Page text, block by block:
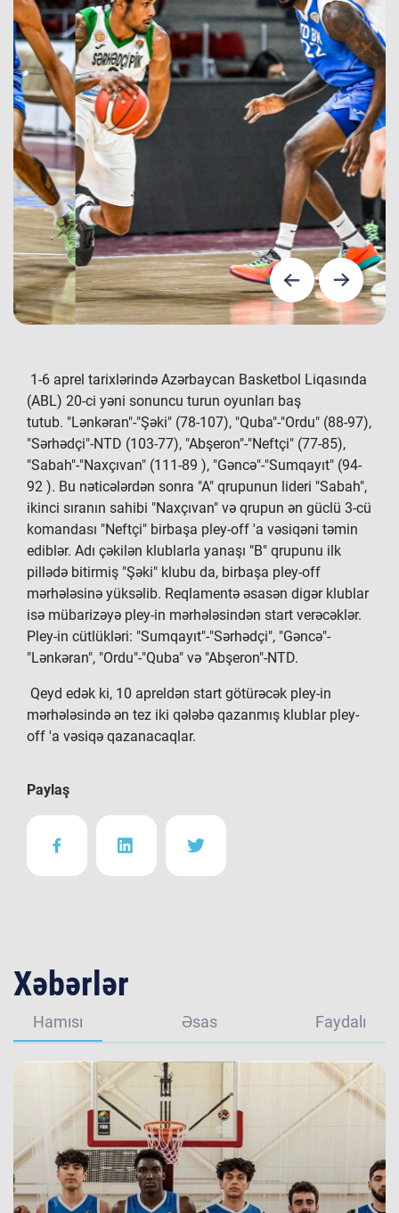
1-6 aprel tarixlərində Azərbaycan Basketbol Liqasında
(ABL) 20-ci yəni sonuncu turun oyunları baş
tutub. "Lənkəran"-"Şəki" (78-107), "Quba"-"Ordu" (88-97),
"Sərhədçi"-NTD (103-77), "Abşeron"-"Neftçi" (77-85),
"Sabah"-"Naxçıvan" (111-89 ), "Gəncə"-"Sumqayıt" (94-
92 ). Bu nəticələrdən sonra "A" qrupunun lideri "Sabah",
ikinci sıranın sahibi "Naxçıvan" və qrupun ən güclü 3-cü
komandası "Neftçi" birbaşa pley-off 'a vəsiqəni təmin
ediblər. Adı çəkilən klublarla yanaşı "B" qrupunu ilk
pillədə bitirmiş "Şəki" klubu da, birbaşa pley-off
mərhələsinə yüksəlib. Reqlamentə əsasən digər klublar
isə mübarizəyə pley-in mərhələsindən start verəcəklər.
Pley-in cütlükləri: "Sumqayıt"-"Sərhədçi", "Gəncə"-
"Lənkəran", "Ordu"-"Quba" və "Abşeron"-NTD.
Qeyd edək ki, 10 apreldən start götürəcək pley-in
mərhələsində ən tez iki qələbə qazanmış klublar pley-
off 'a vəsiqə qazanacaqlar.
Paylaş
Xəbərlər
Hamısı Əsas Faydalı